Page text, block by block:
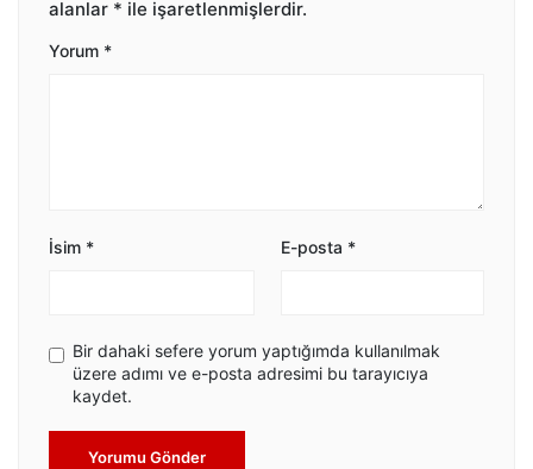
alanlar * ile işaretlenmişlerdir.
Yorum *
İsim * E-posta *
Bir dahaki sefere yorum yaptığımda kullanılmak
üzere adımı ve e-posta adresimi bu tarayıcıya
kaydet.
Yorumu Gönder